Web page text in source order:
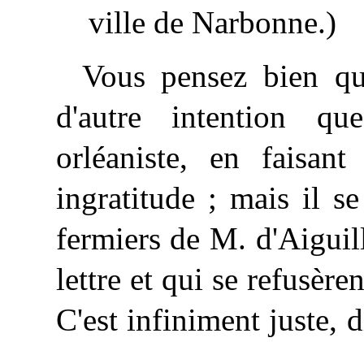
ville de Narbonne.)
Vous pensez bien
d'autre intention
orléaniste, en
ingratitude ; mais il
fermiers de M.
lettre et qui se
C'est infiniment juste,